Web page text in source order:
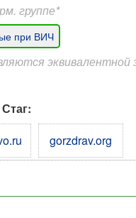
группе*
при ВИЧ
эквивалентной
gorzdrav.org